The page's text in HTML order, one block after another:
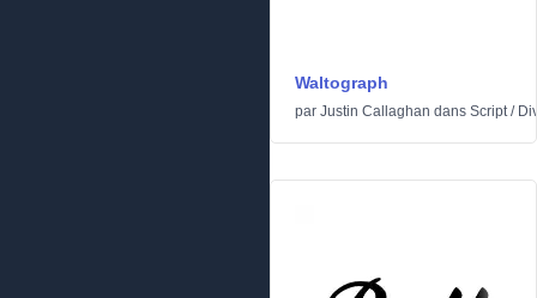
Waltograph
par Justin Callaghan dans Script/